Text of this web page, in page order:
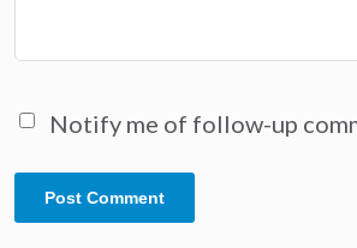
Notify me of follow-up